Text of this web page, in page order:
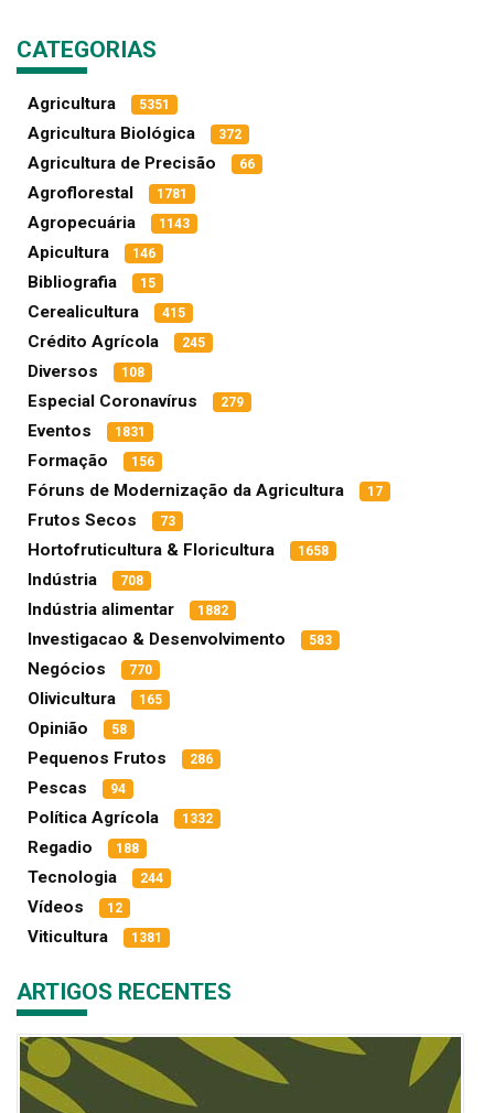
CATEGORIAS
Agricultura 5351
Agricultura Biológica 372
Agricultura de Precisão 66
Agroflorestal 1781
Agropecuária 1143
Apicultura 146
Bibliografia 15
Cerealicultura 415
Crédito Agrícola 245
Diversos 108
Especial Coronavírus 279
Eventos 1831
Formação 156
Fóruns de Modernização da Agricultura 17
Frutos Secos 73
Hortofruticultura & Floricultura 1658
Indústria 708
Indústria alimentar 1882
Investigacao & Desenvolvimento 583
Negócios 770
Olivicultura 165
Opinião 58
Pequenos Frutos 286
Pescas 94
Política Agrícola 1332
Regadio 188
Tecnologia 244
Vídeos 12
Viticultura 1381
ARTIGOS RECENTES